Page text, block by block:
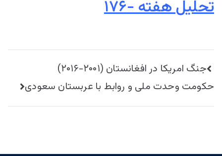
تحلیل هفته -۱۷۶
راهبری
نوشته
جنگ امریکا در افغانستان (۲۰۰۱-۲۰۱۶)
حکومت وحدت ملی و روابط با عربستان سعودی